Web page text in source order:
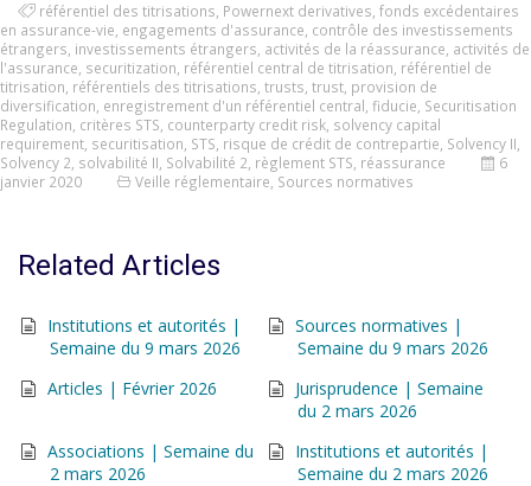
référentiel des titrisations Powernext derivatives fonds excédentaires
en assurance-vie engagements d'assurance contrôle des investissements
étrangers investissements étrangers activités de la réassurance activités de
l'assurance securitization référentiel central de titrisation référentiel de
titrisation référentiels des titrisations trusts trust provision de
diversification enregistrement d'un référentiel central fiducie Securitisation
Regulation critères STS counterparty credit risk solvency capital
requirement securitisation STS risque de crédit de contrepartie Solvency II
Solvency 2 solvabilité II Solvabilité 2 règlement STS réassurance
6
janvier 2020
Veille réglementaire Sources normatives
Related Articles
Institutions et autorités |
Semaine du 9 mars 2026
Sources normatives |
Semaine du 9 mars 2026
Articles | Février 2026
Jurisprudence | Semaine
du 2 mars 2026
Associations | Semaine du
2 mars 2026
Institutions et autorités |
Semaine du 2 mars 2026